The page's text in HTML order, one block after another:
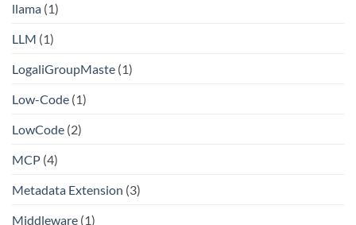
llama (1)
LLM (1)
LogaliGroupMaste (1)
Low-Code (1)
LowCode (2)
MCP (4)
Metadata Extension (3)
Middleware (1)